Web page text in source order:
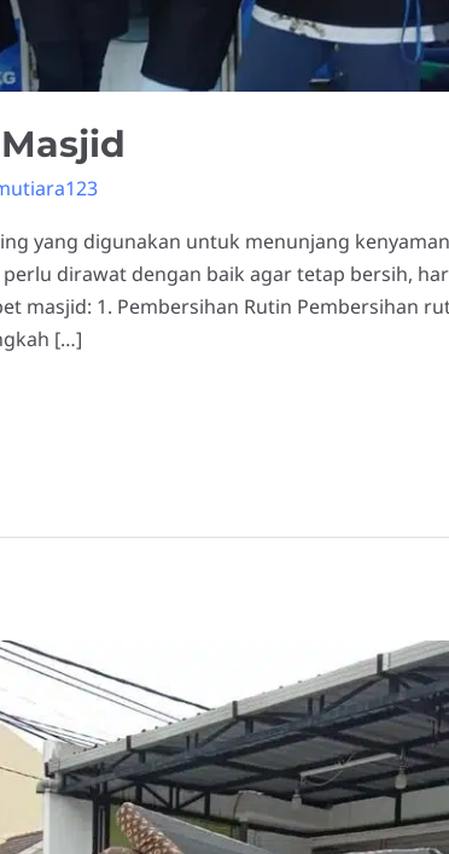
yang digunakan untuk menunjang
dirawat dengan baik agar tetap bersih,
masjid: 1. Pembersihan Rutin Pembersihan
[…]